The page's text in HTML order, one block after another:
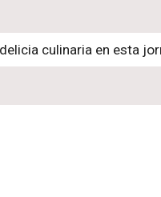
culinaria en esta